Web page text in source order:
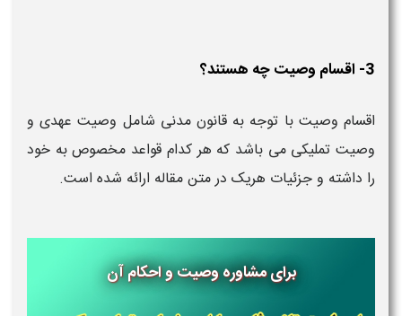
3- اقسام وصیت چه هستند؟
اقسام وصیت با توجه به قانون مدنی شامل وصیت عهدی و
وصیت تملیکی می باشد که هر کدام قواعد مخصوص به خود
را داشته و جزئیات هریک در متن مقاله ارائه شده است.
برای مشاوره وصیت و احکام آن